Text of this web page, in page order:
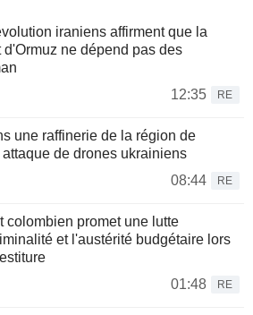
iraniens affirment que la
ne dépend pas des
12:35
RE
une raffinerie de la région de
de drones ukrainiens
08:44
RE
colombien promet une lutte
et l'austérité budgétaire lors
01:48
RE